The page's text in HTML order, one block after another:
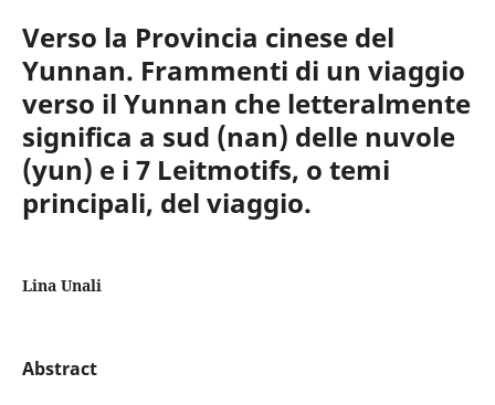
Verso la Provincia cinese del
Yunnan. Frammenti di un viaggio
verso il Yunnan che letteralmente
significa a sud (nan) delle nuvole
(yun) e i 7 Leitmotifs, o temi
principali, del viaggio.
Lina Unali
Abstract